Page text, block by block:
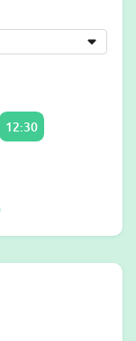
12:30